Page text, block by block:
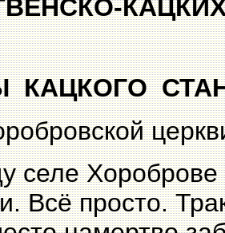
КАЦКОГО
селе
Всё просто.